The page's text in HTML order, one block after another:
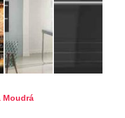
Moudrá